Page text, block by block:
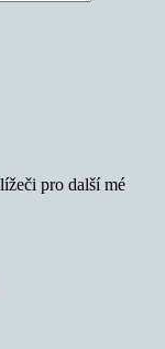
pro další mé